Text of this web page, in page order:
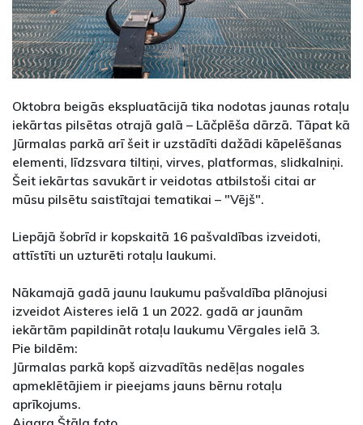
Oktobra beigās ekspluatācijā tika nodotas jaunas rotaļu
iekārtas pilsētas otrajā galā – Lāčplēša dārzā. Tāpat kā
Jūrmalas parkā arī šeit ir uzstādīti dažādi kāpelēšanas
elementi, līdzsvara tiltiņi, virves, platformas, slidkalniņi.
Šeit iekārtas savukārt ir veidotas atbilstoši citai ar
mūsu pilsētu saistītajai tematikai – "Vējš".
Liepājā šobrīd ir kopskaitā 16 pašvaldības izveidoti,
attīstīti un uzturēti rotaļu laukumi.
Nākamajā gadā jaunu laukumu pašvaldība plānojusi
izveidot Aisteres ielā 1 un 2022. gadā ar jaunām
iekārtām papildināt rotaļu laukumu Vērgales ielā 3.
Pie bildēm:
Jūrmalas parkā kopš aizvadītās nedēļas nogales
apmeklētājiem ir pieejams jauns bērnu rotaļu
aprīkojums.